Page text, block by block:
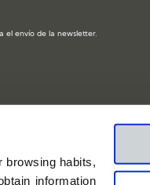
browsing habits,
information
el envío de la newsletter.